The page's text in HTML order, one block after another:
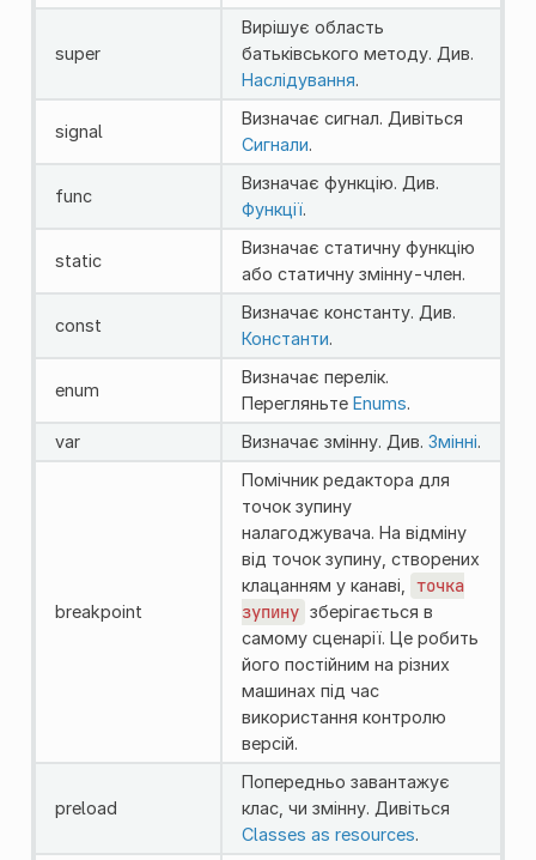
super
Вирішує область
батьківського методу. Див.
Наслідування.
signal
Визначає сигнал. Дивіться
Сигнали.
func
Визначає функцію. Див.
Функції.
static
Визначає статичну функцію
або статичну змінну-член.
const
Визначає константу. Див.
Константи.
enum
Визначає перелік.
Перегляньте Enums.
var
Визначає змінну. Див. Змінні.
breakpoint
Помічник редактора для
точок зупину
налагоджувача. На відміну
від точок зупину, створених
клацанням у канаві,
точка
зупину зберігається в
самому сценарії. Це робить
його постійним на різних
машинах під час
використання контролю
версій.
preload
Попередньо завантажує
клас, чи змінну. Дивіться
Classes as resources.